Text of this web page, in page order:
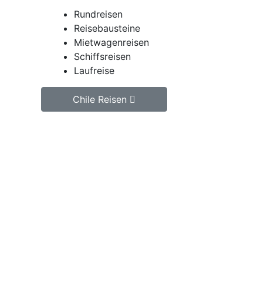
Rundreisen
Reisebausteine
Mietwagenreisen
Schiffsreisen
Laufreise
Chile Reisen